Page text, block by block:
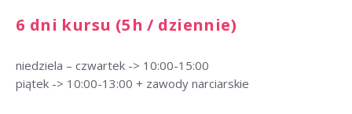
6 dni kursu (5h / dziennie)
niedziela – czwartek -> 10:00-15:00
piątek -> 10:00-13:00 + zawody narciarskie